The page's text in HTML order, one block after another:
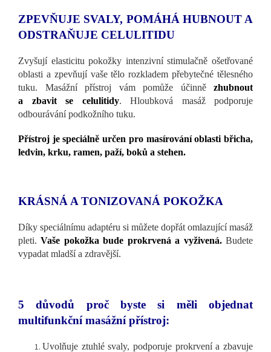
ZPEVŇUJE SVALY, POMÁHÁ HUBNOUT A
ODSTRAŇUJE CELULITIDU
Zvyšují elasticitu pokožky intenzivní stimulačně ošetřované
oblasti a zpevňují vaše tělo rozkladem přebytečné tělesného
tuku. Masážní přístroj vám pomůže účinně zhubnout
a zbavit se celulitidy. Hloubková masáž podporuje
odbourávání podkožního tuku.
Přístroj je speciálně určen pro masírování oblasti břicha,
ledvin, krku, ramen, paží, boků a stehen.
KRÁSNÁ A TONIZOVANÁ POKOŽKA
Díky speciálnímu adaptéru si můžete dopřát omlazující masáž
pleti.Vaše pokožka bude prokrvená a vyživená.Budete
vypadat mladší a zdravější.
5 důvodů proč byste si měli objednat
multifunkční masážní přístroj:
Uvolňuje ztuhlé svaly, podporuje prokrvení a zbavuje